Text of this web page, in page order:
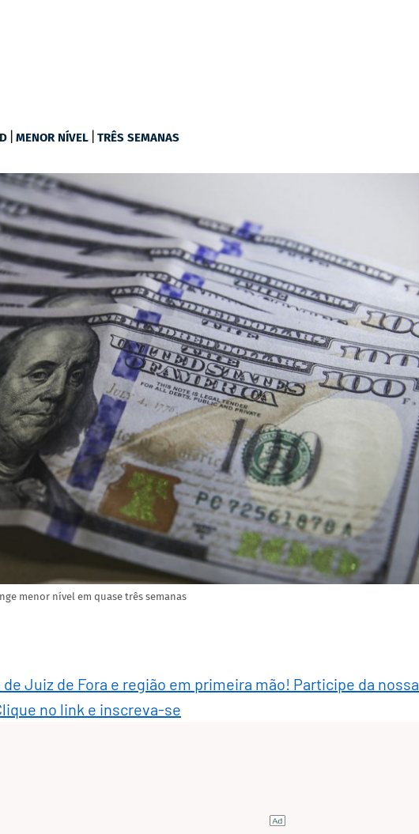
| MENOR NÍVEL | TRÊS SEMANAS
menor nível em quase três semanas
Juiz de Fora e região em primeira mão! Participe da nossa
no link e inscreva-se